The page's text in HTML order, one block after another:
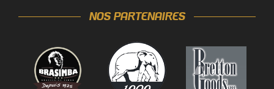
NOS PARTENAIRES